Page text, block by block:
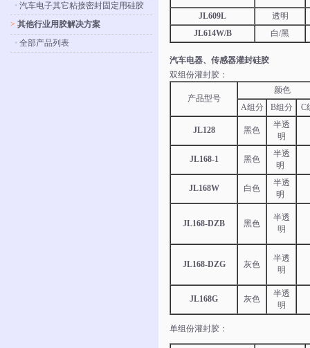
• 汽车电子其它粘接密封固定用硅胶
> 其他行业用胶解决方案
• 全部产品列表
JL609L
透明
JL614W/B
白/黑
汽车电器、传感器灌封硅胶
双组份灌封胶：
产品型号
颜色
A组分
B组分 C
JL128 黑色
半透
明
JL168-1 黑色
半透
明
JL168W 白色
半透
明
JL168-DZB 黑色
半透
明
JL168-DZG 灰色
半透
明
JL168G 灰色
半透
明
单组份灌封胶：